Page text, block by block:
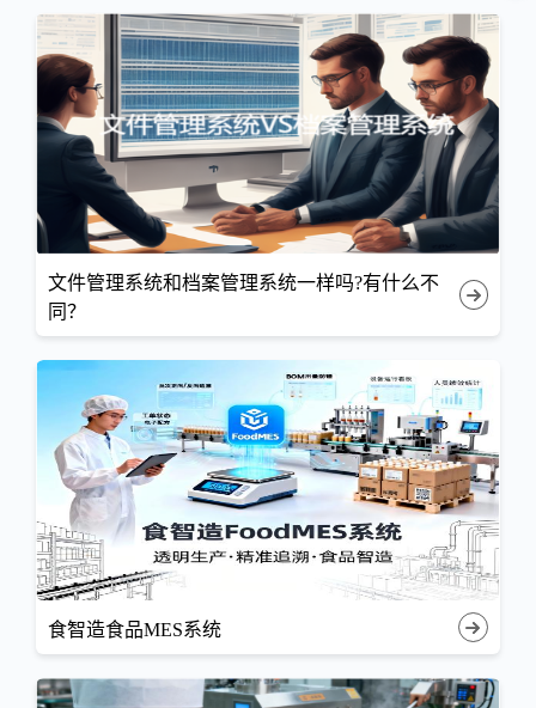
文件管理系统和档案管理系统一样吗?有什么不
同？
食智造食品MES系统